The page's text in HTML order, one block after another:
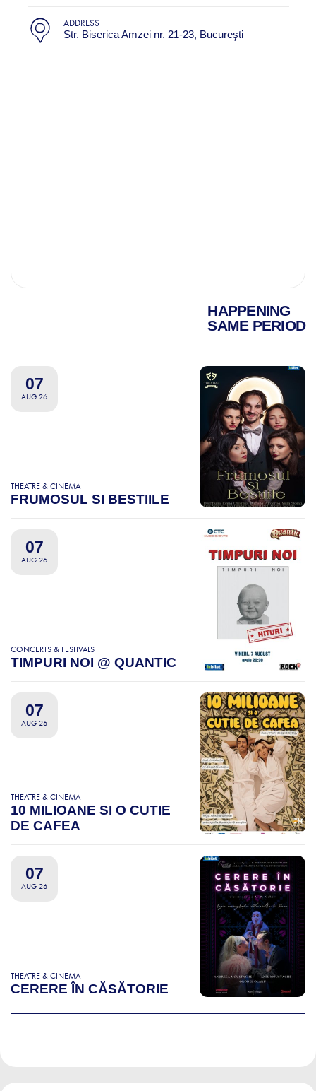
ADDRESS
Str. Biserica Amzei nr. 21-23, Bucureşti
HAPPENING
SAME PERIOD
07
AUG 26
THEATRE & CINEMA
FRUMOSUL SI BESTIILE
07
AUG 26
CONCERTS & FESTIVALS
TIMPURI NOI @ QUANTIC
07
AUG 26
THEATRE & CINEMA
10 MILIOANE SI O CUTIE
DE CAFEA
07
AUG 26
THEATRE & CINEMA
CERERE ÎN CĂSĂTORIE